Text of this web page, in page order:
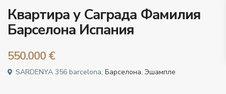
Квартира у Саграда Фамилия
Барселона Испания
550.000 €
SARDENYA 356 barcelona,Барселона,Эшампле